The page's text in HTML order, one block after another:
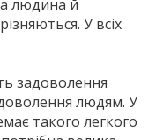
людина й
У всіх
задоволення
людям. У
такого легкого